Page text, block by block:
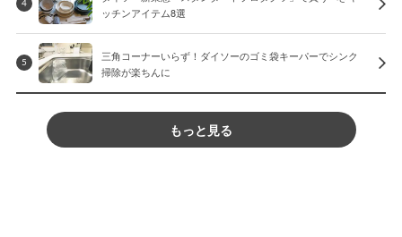
4
ッチンアイテム8選
5
三角コーナーいらず！ダイソーのゴミ袋キーパーでシンク
掃除が楽ちんに
もっと見る